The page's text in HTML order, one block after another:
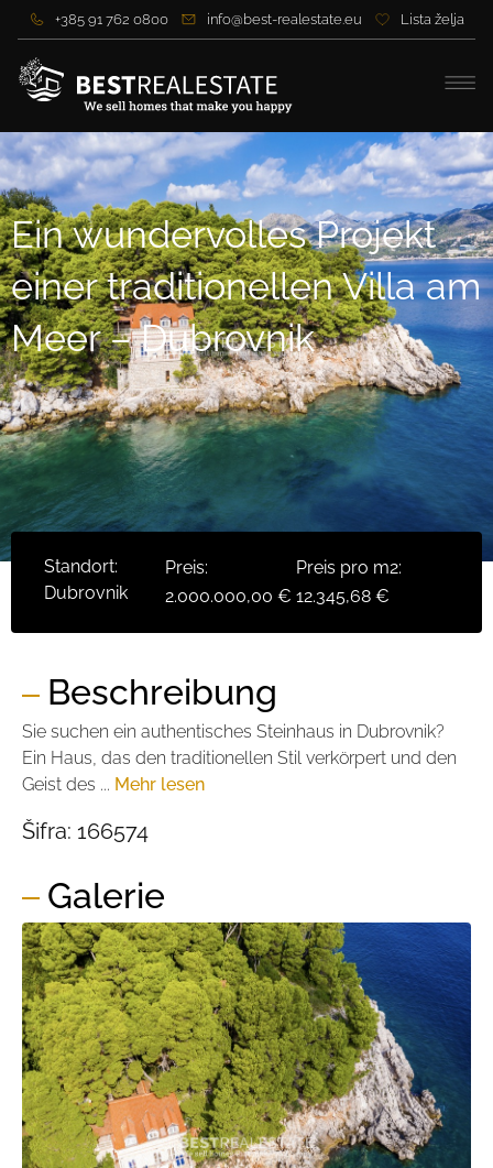
+385 91 762 0800 info@best-realestate.eu Lista želja
Ein wundervolles Projekt
einer traditionellen Villa am
Meer – Dubrovnik
Standort:
Dubrovnik
Preis:
2.000.000,00 €
Preis pro m2:
12.345,68 €
Beschreibung
Sie suchen ein authentisches Steinhaus in Dubrovnik?
Ein Haus, das den traditionellen Stil verkörpert und den
Geist des ... Mehr lesen
Šifra: 166574
Galerie